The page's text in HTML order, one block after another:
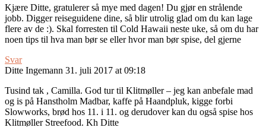
Kjære Ditte, gratulerer så mye med dagen! Du gjør en strålende
jobb. Digger reiseguidene dine, så blir utrolig glad om du kan lage
flere av de :). Skal forresten til Cold Hawaii neste uke, så om du har
noen tips til hva man bør se eller hvor man bør spise, del gjerne
Svar
Ditte Ingemann 31. juli 2017 at 09:18
Tusind tak , Camilla. God tur til Klitmøller – jeg kan anbefale mad
og is på Hanstholm Madbar, kaffe på Haandpluk, kigge forbi
Slowworks, brød hos 11. i 11. og derudover kan du også spise hos
Klitmøller Streefood. Kh Ditte